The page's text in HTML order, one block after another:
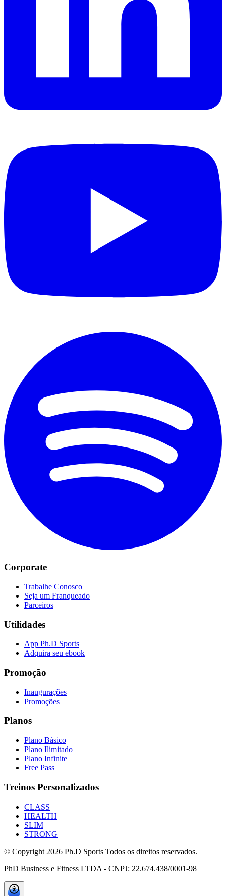
Corporate
Trabalhe Conosco
Seja um Franqueado
Parceiros
Utilidades
App Ph.D Sports
Adquira seu ebook
Promoção
Inaugurações
Promoções
Planos
Plano Básico
Plano Ilimitado
Plano Infinite
Free Pass
Treinos Personalizados
CLASS
HEALTH
SLIM
STRONG
© Copyright 2026 Ph.D Sports Todos os direitos reservados.
PhD Business e Fitness LTDA - CNPJ: 22.674.438/0001-98